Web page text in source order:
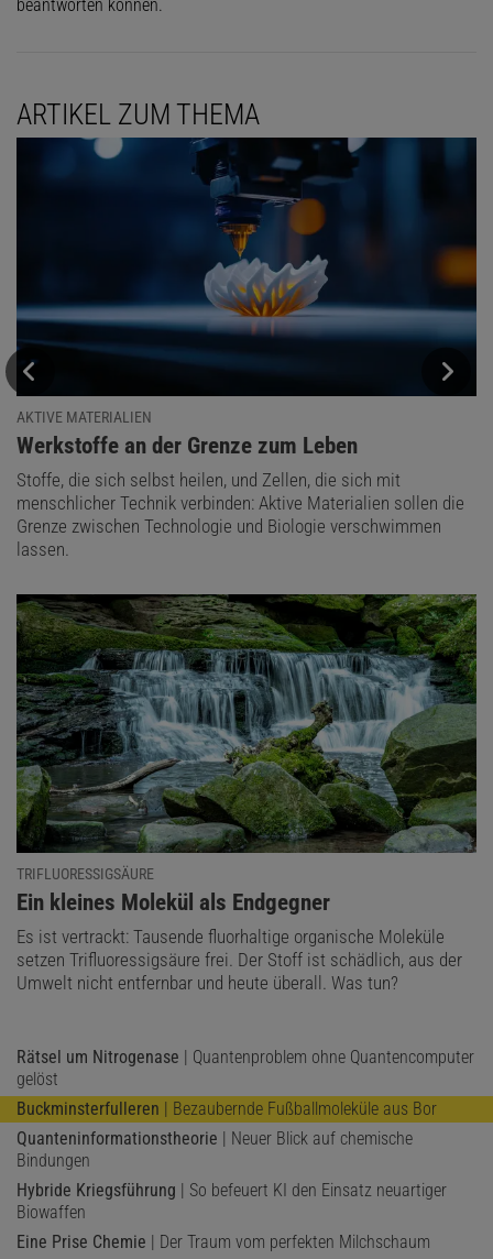
beantworten können.
ARTIKEL ZUM THEMA
AKTIVE MATERIALIEN
:
Werkstoffe an der Grenze zum Leben
Stoffe, die sich selbst heilen, und Zellen, die sich mit
menschlicher Technik verbinden: Aktive Materialien sollen die
Grenze zwischen Technologie und Biologie verschwimmen
lassen.
TRIFLUORESSIGSÄURE
:
Ein kleines Molekül als Endgegner
Es ist vertrackt: Tausende fluorhaltige organische Moleküle
setzen Trifluoressigsäure frei. Der Stoff ist schädlich, aus der
Umwelt nicht entfernbar und heute überall. Was tun?
Rätsel um Nitrogenase | Quantenproblem ohne Quantencomputer
gelöst
Buckminsterfulleren | Bezaubernde Fußballmoleküle aus Bor
Quanteninformationstheorie | Neuer Blick auf chemische
Bindungen
Hybride Kriegsführung | So befeuert KI den Einsatz neuartiger
Biowaffen
Eine Prise Chemie | Der Traum vom perfekten Milchschaum